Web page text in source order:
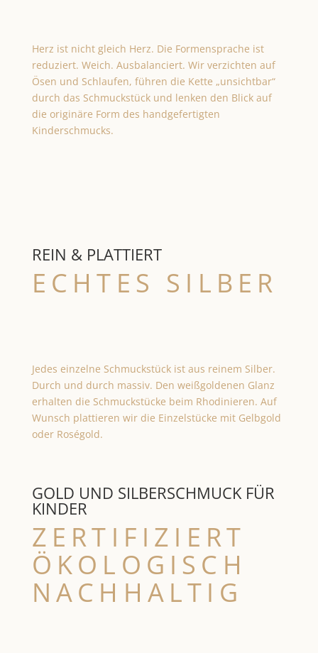
Herz ist nicht gleich Herz. Die Formensprache ist
reduziert. Weich. Ausbalanciert. Wir verzichten auf
Ösen und Schlaufen, führen die Kette „unsichtbar“
durch das Schmuckstück und lenken den Blick auf
die originäre Form des handgefertigten
Kinderschmucks.
REIN & PLATTIERT
ECHTES SILBER
Jedes einzelne Schmuckstück ist aus reinem Silber.
Durch und durch massiv. Den weißgoldenen Glanz
erhalten die Schmuckstücke beim Rhodinieren. Auf
Wunsch plattieren wir die Einzelstücke mit Gelbgold
oder Roségold.
GOLD UND SILBERSCHMUCK FÜR
KINDER
ZERTIFIZIERT
ÖKOLOGISCH
NACHHALTIG